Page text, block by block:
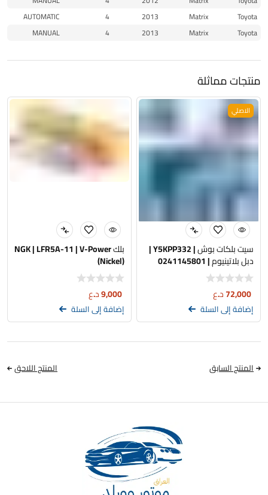
Toyota
Matrix
2013
4
AUTOMATIC
Toyota
Matrix
2013
4
MANUAL
منتجات مماثلة
الاصلي
سيت بلكات بوش | Y5KPP332 |
دبل بلاتينيوم | 0241145801
72,000د.ع
إضافة إلى السلة
بلك NGK | LFR5A-11 | V-Power
(Nickel)
9,000د.ع
إضافة إلى السلة
المنتج السابق المنتج اللاحق